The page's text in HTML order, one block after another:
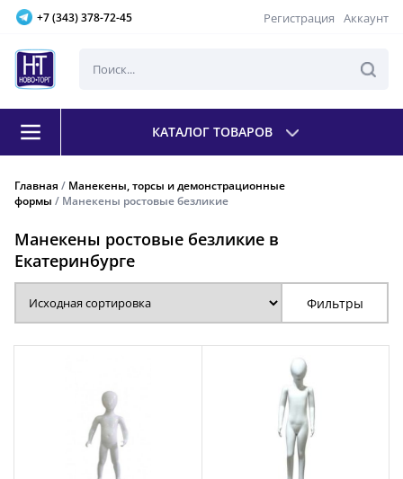
+7 (343) 378-72-45 Регистрация Аккаунт
КАТАЛОГ ТОВАРОВ
Главная / Манекены, торсы и демонстрационные
формы / Манекены ростовые безликие
Манекены ростовые безликие в
Екатеринбурге
Фильтры